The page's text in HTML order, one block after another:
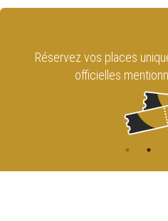
Réservez vos places
officielles